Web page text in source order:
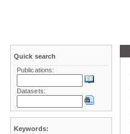
Quick search
Publications:
Datasets:
Keywords: